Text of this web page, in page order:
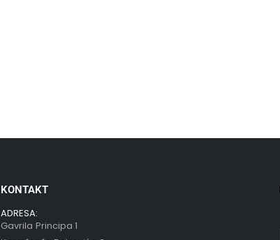
KONTAKT
ADRESA:
Gavrila Principa 1